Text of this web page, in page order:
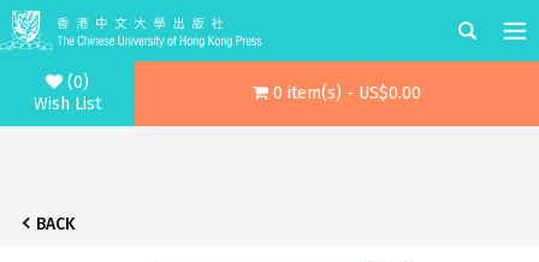
(0)
Wish List
0 item(s) - US$0.00
BACK